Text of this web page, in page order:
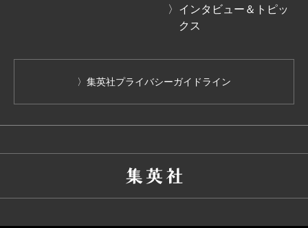
〉インタビュー＆トピッ
クス
〉集英社プライバシーガイドライン